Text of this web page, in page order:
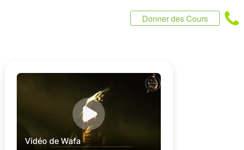
Donner des Cours
Vidéo de Wafa